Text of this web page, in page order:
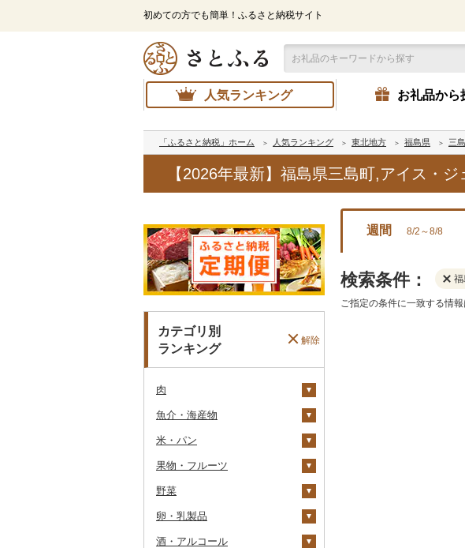
初めての方でも簡単！ふるさと納税サイト
人気ランキング お礼品から
「ふるさと納税」ホーム 人気ランキング 東北地方 福島県 三
【2026年最新】福島県三島町,アイス・
カテゴリ別
ランキング
解除
肉
牛肉（精肉）
ステーキ
すき焼き
焼肉
牛タン
牛肉（加工品）
ハンバーグ
ローストビーフ
ビーフジャーキー
豚肉（精肉）
すき焼き
しゃぶしゃぶ
豚肉（加工品）
ハンバーグ
もつ鍋
鶏肉
鶏肉（精肉）
鹿肉
魚介・海産物
カニ
ズワイガニ
毛ガニ
かにしゃぶ
エビ
ボタンエビ
伊勢海老
いくら
うに
明太子・たらこ
米・パン
米
無洗米
玄米
雑穀
餅
その他穀物加工品
果物・フルーツ
ぶどう・マスカット
巨峰
ナガノパープル
いちご
りんご
野菜
いも
じゃがいも
トマト
卵・乳製品
卵
酒・アルコール
週間 8/2～8/8
検索条件：
ご指定の条件に一致する情